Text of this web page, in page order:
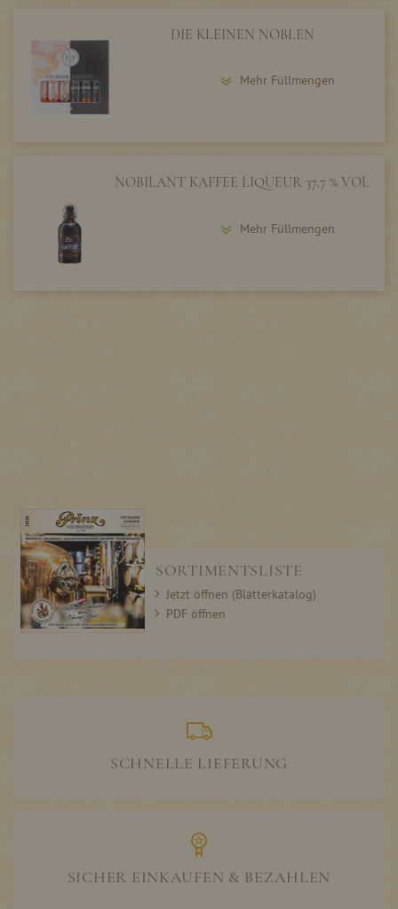
DIE KLEINEN NOBLEN
Mehr Füllmengen
NOBILANT KAFFEE LIQUEUR 37,7 % VOL
Mehr Füllmengen
SORTIMENTSLISTE
Jetzt öffnen (Blätterkatalog)
PDF öffnen
SCHNELLE LIEFERUNG
SICHER EINKAUFEN & BEZAHLEN